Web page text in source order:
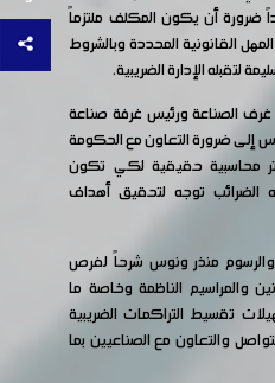
ضرورة أن يكون المكلف ملتزماً
القانونية المحددة وبالشروط
لتقبله الإدارة الضريبية.
غرف الصناعة ورئيس غرفة صناعة
إلى ضرورة التعاون مع الحكومة
محاسبية حقيقية لكي تكون
الضرائب توجه لتحقيق أهداف
منذر ونوس شرحاً لفرص
والمراسيم الناظمة وخاصة ما
تقسيط التراكمات الضريبية
والتعاون مع الصناعيين بما